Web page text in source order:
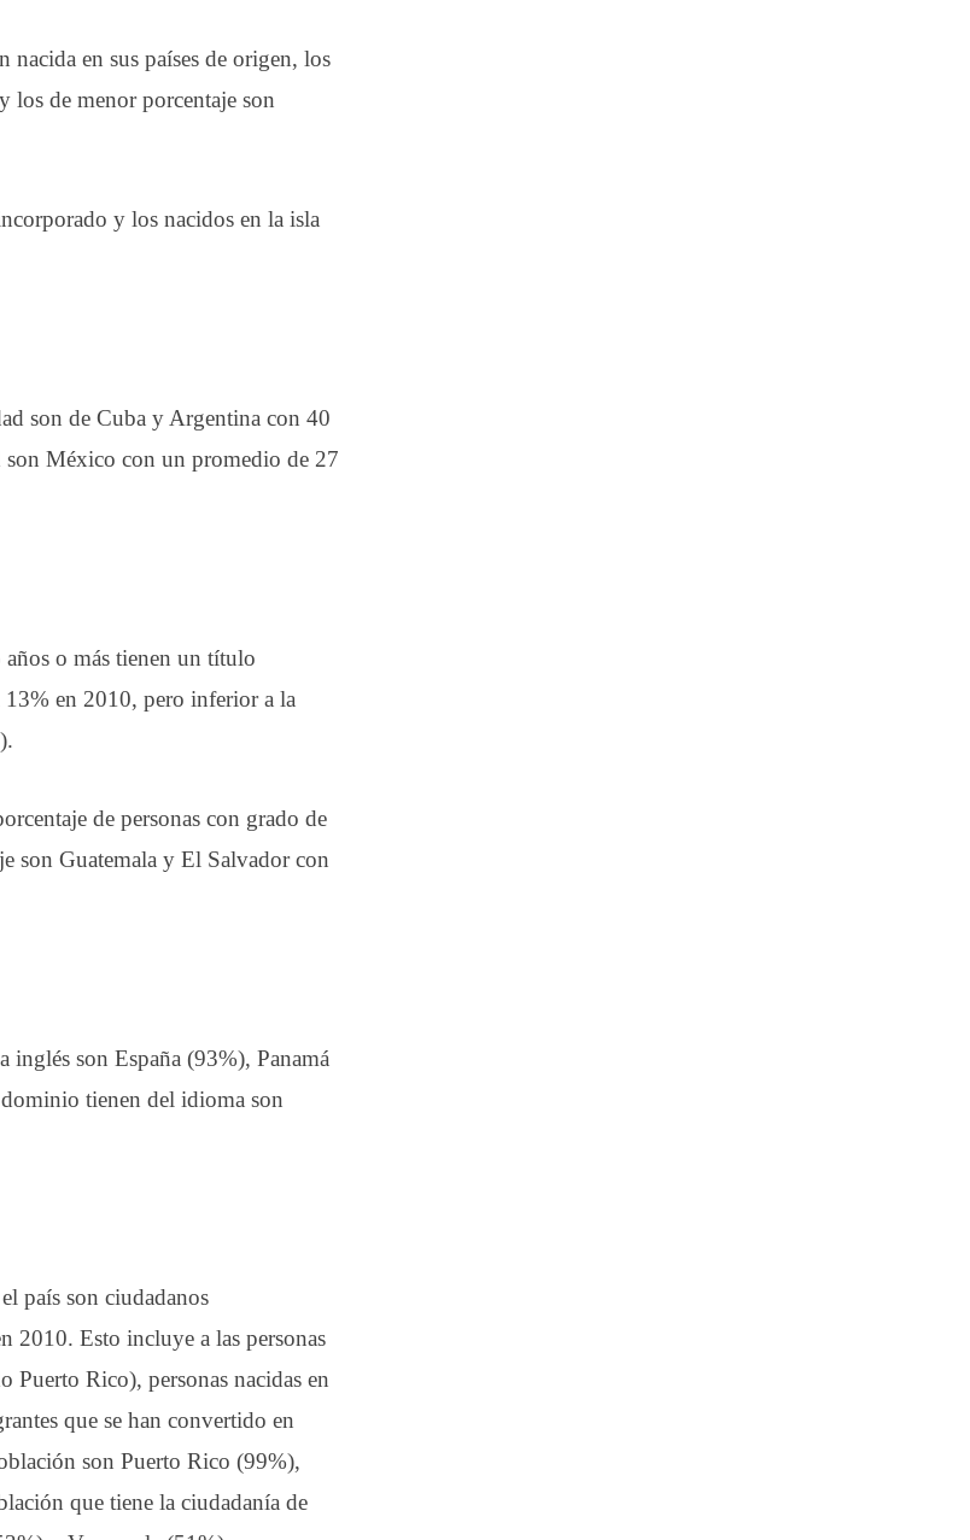
en sus países de origen, los
los de menor porcentaje son
y los nacidos en la isla
son de Cuba y Argentina con 40
son México con un promedio de 27
o más tienen un título
en 2010, pero inferior a la
de personas con grado de
son Guatemala y El Salvador con
son España (93%), Panamá
tienen del idioma son
país son ciudadanos
2010. Esto incluye a las personas
Rico), personas nacidas en
que se han convertido en
son Puerto Rico (99%),
que tiene la ciudadanía de